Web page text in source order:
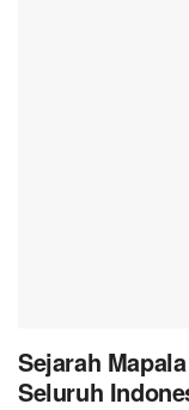
Sejarah
Seluruh